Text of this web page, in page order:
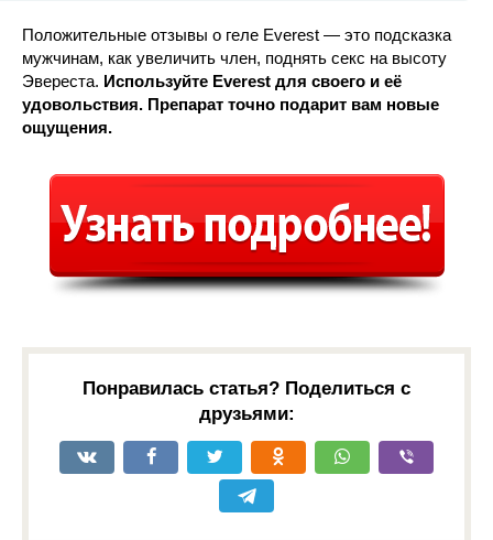
Положительные отзывы о геле Everest — это подсказка
мужчинам, как увеличить член, поднять секс на высоту
Эвереста. Используйте Everest для своего и её
удовольствия. Препарат точно подарит вам новые
ощущения.
Понравилась статья? Поделиться с
друзьями: